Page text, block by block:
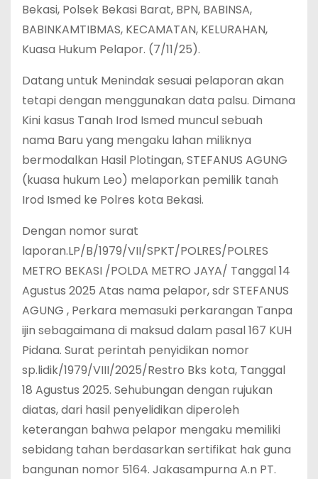
Bekasi, Polsek Bekasi Barat, BPN, BABINSA,
BABINKAMTIBMAS, KECAMATAN, KELURAHAN,
Kuasa Hukum Pelapor. (7/11/25).
Datang untuk Menindak sesuai pelaporan akan
tetapi dengan menggunakan data palsu. Dimana
Kini kasus Tanah Irod Ismed muncul sebuah
nama Baru yang mengaku lahan miliknya
bermodalkan Hasil Plotingan, STEFANUS AGUNG
(kuasa hukum Leo) melaporkan pemilik tanah
Irod Ismed ke Polres kota Bekasi.
Dengan nomor surat
laporan.LP/B/1979/VII/SPKT/POLRES/POLRES
METRO BEKASI /POLDA METRO JAYA/ Tanggal 14
Agustus 2025 Atas nama pelapor, sdr STEFANUS
AGUNG , Perkara memasuki perkarangan Tanpa
ijin sebagaimana di maksud dalam pasal 167 KUH
Pidana. Surat perintah penyidikan nomor
sp.lidik/1979/VIII/2025/Restro Bks kota, Tanggal
18 Agustus 2025. Sehubungan dengan rujukan
diatas, dari hasil penyelidikan diperoleh
keterangan bahwa pelapor mengaku memiliki
sebidang tahan berdasarkan sertifikat hak guna
bangunan nomor 5164. Jakasampurna A.n PT.